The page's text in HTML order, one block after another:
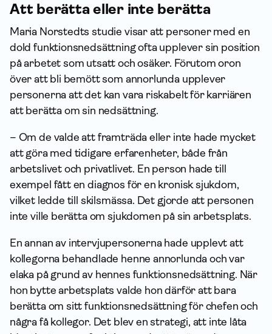
Att berätta eller inte berätta
Maria Norstedts studie visar att personer med en
dold funktionsnedsättning ofta upplever sin position
på arbetet som utsatt och osäker. Förutom oron
över att bli bemött som annorlunda upplever
personerna att det kan vara riskabelt för karriären
att berätta om sin nedsättning.
– Om de valde att framträda eller inte hade mycket
att göra med tidigare erfaren­heter, både från
arbetslivet och privatlivet. En person hade till
exempel fått en diagnos för en kronisk sjukdom,
vilket ledde till skilsmässa. Det gjorde att personen
inte ville berätta om sjukdomen på sin arbetsplats.
En annan av intervjupersonerna hade upplevt att
kollegorna behandlade henne annorlunda och var
elaka på grund av hennes funktionsnedsättning. När
hon bytte arbetsplats valde hon därför att bara
berätta om sitt funktionsnedsättning för chefen och
några få kollegor. Det blev en strategi, att inte låta